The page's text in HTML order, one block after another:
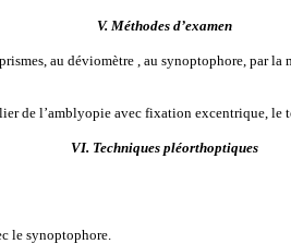
V. Méthodes d’examen
au déviomètre , au synoptophore, par
de l’amblyopie avec fixation excentrique, le
VI. Techniques pléorthoptiques
le synoptophore.